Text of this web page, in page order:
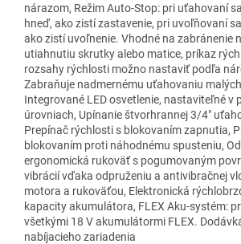
nárazom, Režim Auto-Stop: pri uťahovaní
hneď, ako zistí zastavenie, pri uvoľňovaní
ako zistí uvoľnenie. Vhodné na zabránenie
utiahnutiu skrutky alebo matice, príkaz
rozsahy rýchlosti možno nastaviť podľa
Zabraňuje nadmernému uťahovaniu
Integrované LED osvetlenie, nastaviteľné v
úrovniach, Upínanie štvorhrannej 3/4"
Prepínač rýchlosti s blokovaním zapnutia,
blokovaním proti náhodnému spusteniu,
ergonomická rukoväť s pogumovaným
vibrácií vďaka odpruženiu a antivibračnej
motora a rukoväťou, Elektronická
kapacity akumulátora, FLEX Aku-systém:
všetkými 18 V akumulátormi FLEX.
nabíjacieho zariadenia